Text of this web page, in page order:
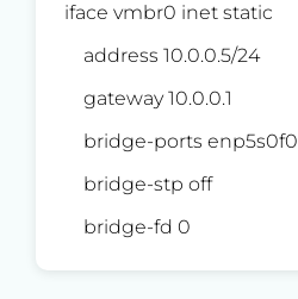
iface vmbr0 inet static
address 10.0.0.5/24
gateway 10.0.0.1
bridge-ports enp5s0f0
bridge-stp off
bridge-fd 0